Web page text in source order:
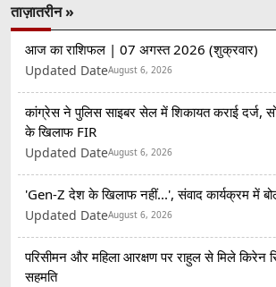
ताज़ातरीन »
आज का राशिफल | 07 अगस्त 2026 (शुक्रवार)
Updated DateAugust 6, 2026
कांग्रेस ने पुलिस साइबर सेल में शिकायत कराई दर्ज,
के खिलाफ FIR
Updated DateAugust 6, 2026
'Gen-Z देश के खिलाफ नहीं...', संवाद कार्यक्रम में
Updated DateAugust 6, 2026
परिसीमन और महिला आरक्षण पर राहुल से मिले किरेन
सहमति